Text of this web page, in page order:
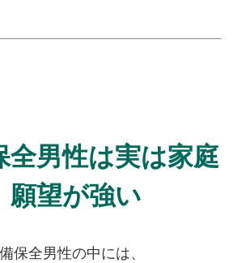
全男性は実は家庭
願望が強い
保全男性の中には、